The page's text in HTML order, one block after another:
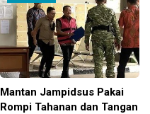
Mantan Jampidsus Pakai
Rompi Tahanan dan Tangan